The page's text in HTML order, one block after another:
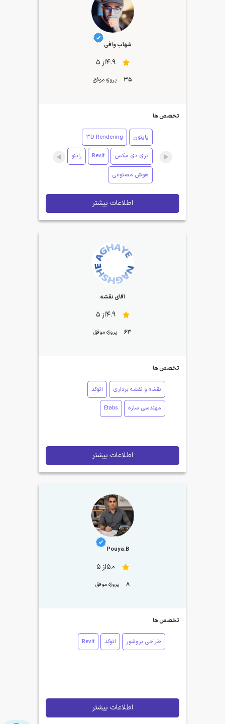
شهاب وافی
4.9از 5
35 پروژه موفق
تخصص ها
پایتون 3D Rendering
تری دی مکس Revit راینو
هوش مصنوعی
اطلاعات بیشتر
آقای نقشه
4.9از 5
63 پروژه موفق
تخصص ها
نقشه و نقشه برداری اتوکد
مهندسی سازه Etabs
اطلاعات بیشتر
Pouya.B
5.0از 5
8 پروژه موفق
تخصص ها
طراحی بروشور اتوکد Revit
اطلاعات بیشتر